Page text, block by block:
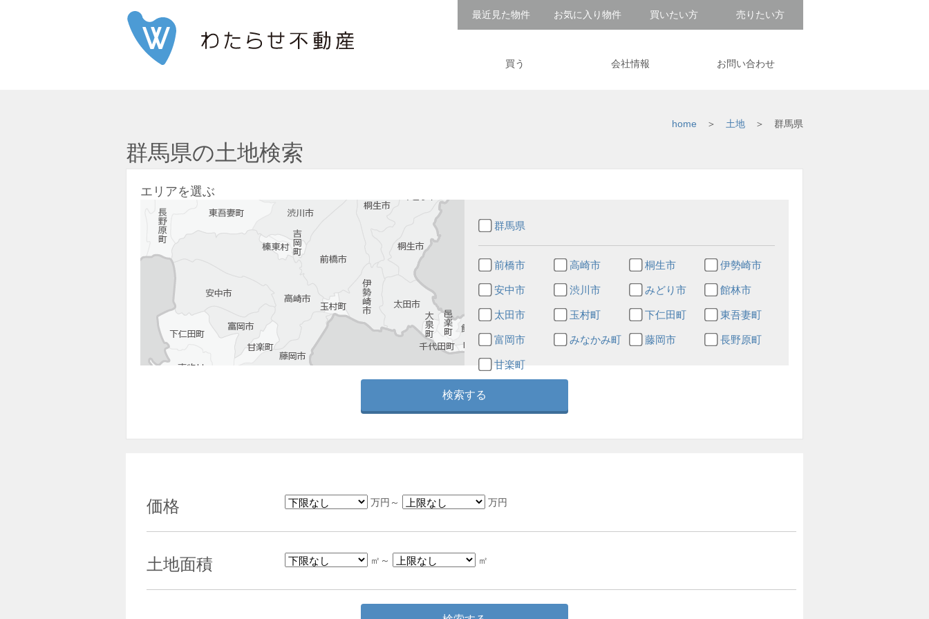
最近見た物件 お気に入り物件 買いたい方 売りたい方
買う 会社情報 お問い合わせ
home 土地 群馬県
群馬県の土地検索
エリアを選ぶ
群馬県
前橋市 高崎市 桐生市 伊勢崎市
安中市 渋川市 みどり市 館林市
太田市 玉村町 下仁田町 東吾妻町
富岡市 みなかみ町 藤岡市 長野原町
甘楽町
価格 万円～ 万円
土地面積 ㎡～ ㎡